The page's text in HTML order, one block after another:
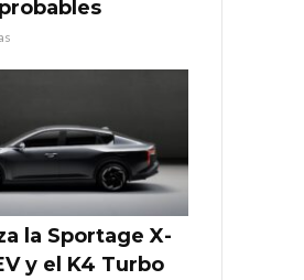
la Sportage X-
y el K4 Turbo